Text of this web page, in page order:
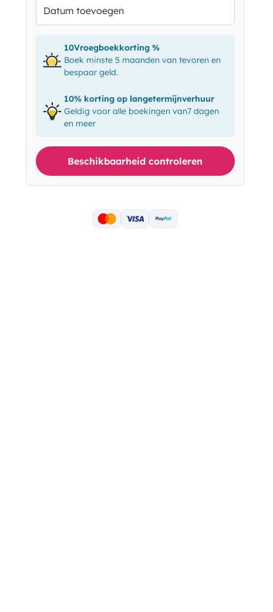
Datum toevoegen
10Vroegboekkorting %
Boek minste 5 maanden van tevoren en
bespaar geld.
10% korting op langetermijnverhuur
Geldig voor alle boekingen van7 dagen
en meer
Beschikbaarheid controleren